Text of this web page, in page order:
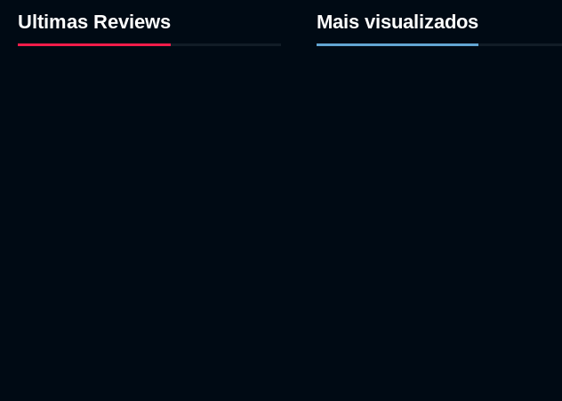
Ultimas Reviews Mais visualizados